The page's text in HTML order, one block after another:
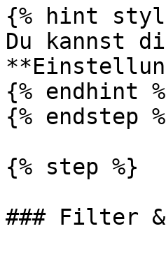
{% hint
Du kannst
{% endhint
{% endstep
{% step %}
### Filter &